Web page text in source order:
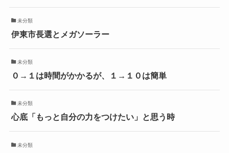
未分類
伊東市長選とメガソーラー
未分類
０→１は時間がかかるが、１→１０は簡単
未分類
心底「もっと自分の力をつけたい」と思う時
未分類